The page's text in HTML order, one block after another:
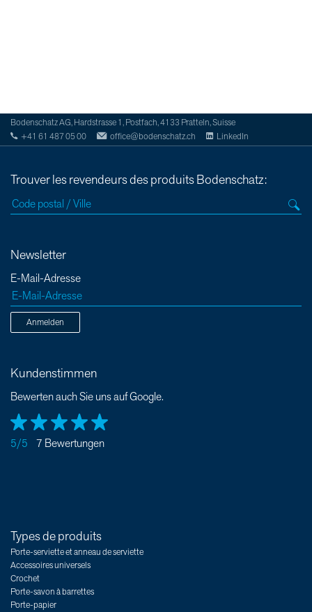
Bodenschatz AG, Hardstrasse 1, Postfach, 4133 Pratteln, Suisse
+41 61 487 05 00
office@bodenschatz.ch LinkedIn
Trouver les revendeurs des produits Bodenschatz:
Newsletter
E-Mail-Adresse
Anmelden
Kundenstimmen
Bewerten auch Sie uns auf Google.
5/5 7 Bewertungen
Types de produits
Porte-serviette et anneau de serviette
Accessoires universels
Crochet
Porte-savon à barrettes
Porte-papier